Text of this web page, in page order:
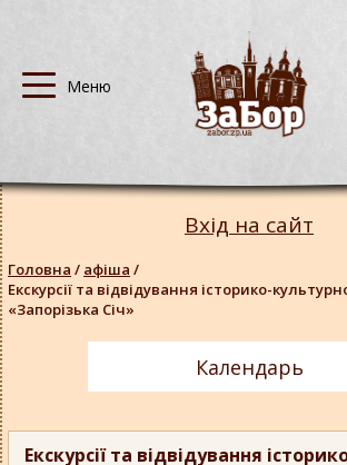
Екскурсії та відвідування
Вхід на сайт
Головна / афіша /
Екскурсії та відвідування історико-
«Запорізька Січ»
Календарь